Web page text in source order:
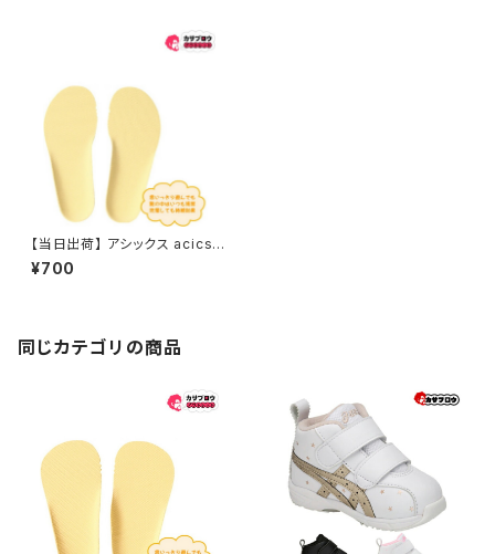
【当日出荷】 アシックス acics
すくすく スクスク SUK2 ベビー
シューズ インナーソール WMー
¥700
同じカテゴリの商品